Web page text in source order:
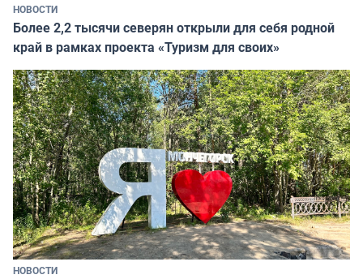
НОВОСТИ
Более 2,2 тысячи северян открыли для себя родной
край в рамках проекта «Туризм для своих»
НОВОСТИ